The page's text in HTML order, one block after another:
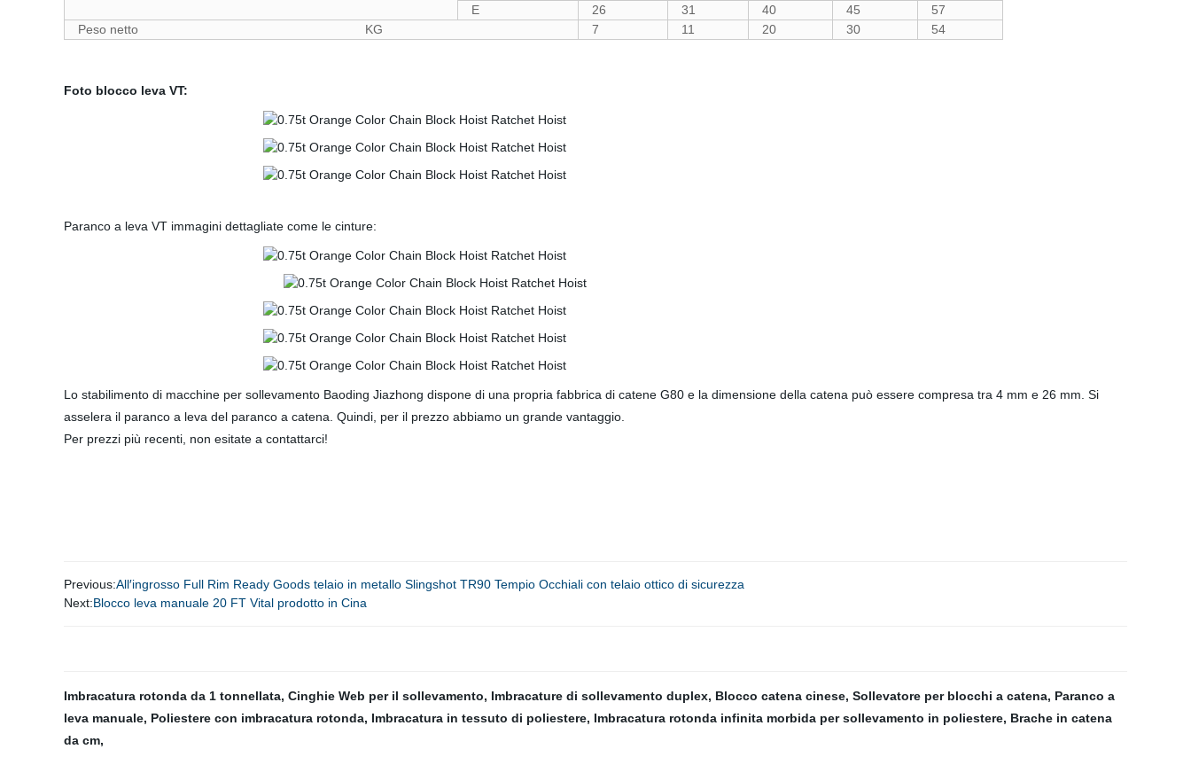
E
26 31 40 45
57
Peso netto KG
7 11 20 30 54
Foto blocco leva VT:
Paranco a leva VT immagini dettagliate come le cinture:
Lo stabilimento di macchine per sollevamento Baoding Jiazhong dispone di una propria fabbrica di catene G80 e la dimensione della catena può essere compresa tra 4 mm e 26 mm. Si
asselera il paranco a leva del paranco a catena. Quindi, per il prezzo abbiamo un grande vantaggio.
Per prezzi più recenti, non esitate a contattarci!
Previous:All′ingrosso Full Rim Ready Goods telaio in metallo Slingshot TR90 Tempio Occhiali con telaio ottico di sicurezza
Next:Blocco leva manuale 20 FT Vital prodotto in Cina
Imbracatura rotonda da 1 tonnellata, Cinghie Web per il sollevamento, Imbracature di sollevamento duplex, Blocco catena cinese, Sollevatore per blocchi a catena, Paranco a
leva manuale, Poliestere con imbracatura rotonda, Imbracatura in tessuto di poliestere, Imbracatura rotonda infinita morbida per sollevamento in poliestere, Brache in catena
da cm,